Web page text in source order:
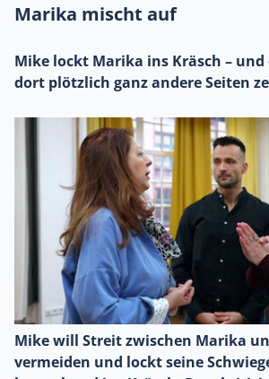
Marika mischt auf
Mike lockt Marika ins Kräsch –
dort plötzlich ganz andere Seiten
Mike will Streit zwischen Marika
vermeiden und lockt seine